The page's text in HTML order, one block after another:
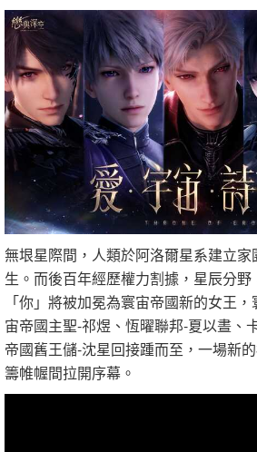
無垠星際間，人類於阿洛爾星系建立
生。而後百年經歷權力割據，星辰分野
「你」將被加冕為寰宙帝國新的女王
宙帝國主聖-祁煜、恆曜聯邦-夏以晝、
帝國舊王儲-沈星回接踵而至，一場新
籌帷幄間拉開序幕。